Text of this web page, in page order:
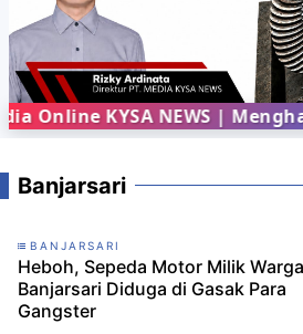
KYSA NEWS |
Banjarsari
BANJARSARI
Heboh, Sepeda Motor Milik Warga
Banjarsari Diduga di Gasak Para
Gangster